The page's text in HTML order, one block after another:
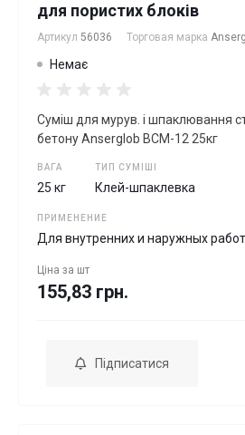
для пористих блоків
Артикул 56036 Торговая марка
Немає
Сумiш для мурув. і шпаклювання
бетону Anserglob ВСМ-12 25кг
ВАГА
25 кг
ТИП СУМІШІ
Клей-шпаклевка
ПРИМЕНЕНИЕ
Для внутренних и наружных работ
Ціна за шт
155,83 грн.
Підписатися